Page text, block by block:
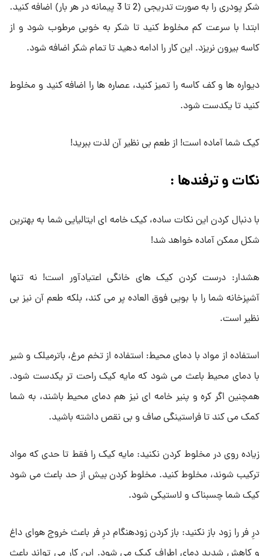
شکر پودری را به صورت تدریجی (2 تا 3 پیمانه در هر بار) اضافه کنید.
ابتدا با سرعت کم مخلوط کنید تا شکر به خوبی مرطوب شود و از
کاسه بیرون نریزد. این کار را ادامه دهید تا تمام شکر اضافه شود.
دیواره ها و کف کاسه را تمیز کنید، عصاره ها را اضافه کنید و مخلوط
کنید تا یکدست شود.
کیک شما آماده است! از طعم بی نظیر آن لذت ببرید!
نکات و ترفندها :
با دنبال کردن این نکات ساده، کیک خامه ای ایتالیایی شما به بهترین
شکل ممکن آماده خواهد شد!
هشدار: درست کردن کیک های خانگی اعتیادآور است! نه تنها
آشپزخانه شما را با بویی فوق العاده پر می کند، بلکه طعم آن نیز بی
نظیر است.
استفاده از مواد با دمای محیط: استفاده از تخم مرغ، باترمیلک و شیر
با دمای محیط باعث می شود که مایه کیک راحت تر یکدست شود.
همچنین اگر کره و پنیر خامه ای نیز هم دمای محیط باشند، به شما
کمک می کند تا فراستینگی صاف و بی نقص داشته باشید.
زیاده روی در مخلوط کردن نکنید: مایه کیک را فقط تا حدی که مواد
ترکیب شوند، مخلوط کنید. مخلوط کردن بیش از حد باعث می شود
کیک شما چسبناک و لاستیکی شود.
درِ فر را زود باز نکنید: باز کردن زودهنگام درِ فر باعث خروج هوای داغ